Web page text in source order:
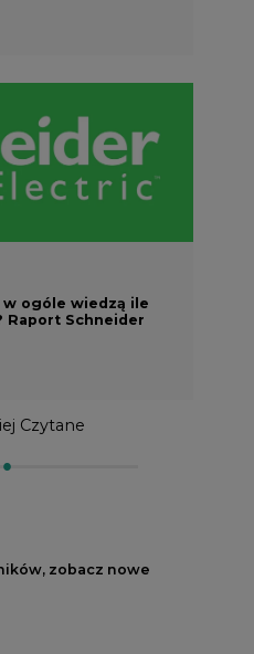
ogóle wiedzą ile
Raport Schneider
Czytane
zobacz nowe